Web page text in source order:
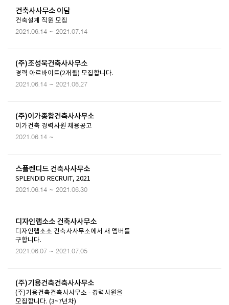
건축사사무소 이담
건축설계 직원 모집
2021.06.14 ~ 2021.07.14
(주)조성욱건축사사무소
경력 아르바이트(2개월) 모집합니다.
2021.06.14 ~ 2021.06.27
(주)이가종합건축사사무소
이가건축 경력사원 채용공고
2021.06.14 ~
스플렌디드 건축사사무소
SPLENDID RECRUIT, 2021
2021.06.14 ~ 2021.06.30
디자인랩소소 건축사사무소
디자인랩소소 건축사사무소에서 새 멤버를
구합니다.
2021.06.07 ~ 2021.07.05
(주)기용건축건축사사무소
(주)기용건축건축사사무소 - 경력사원을
모집합니다. (3~7년차)